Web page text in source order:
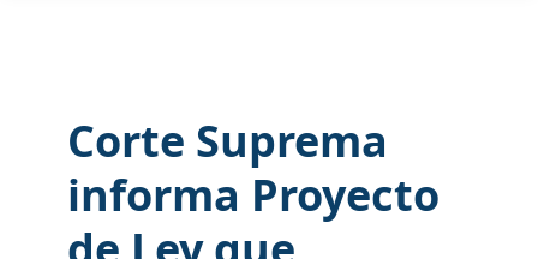
Corte Suprema
informa Proyecto